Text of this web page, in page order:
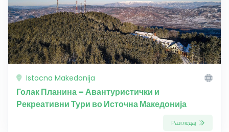
Istocna Makedonija
Голак Планина – Авантуристички и
Рекреативни Тури во Источна Македонија
Разгледај